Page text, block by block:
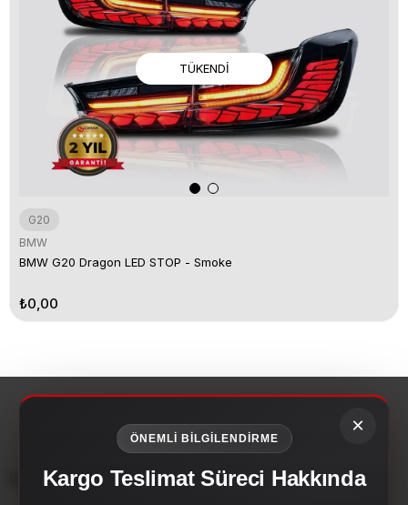
TÜKENDI
G20
BMW
BMW G20 Dragon LED STOP - Smoke
₺0,00
Kurumsal
×
ÖNEMLİ BİLGİLENDİRME
Kargo Teslimat Süreci Hakkında